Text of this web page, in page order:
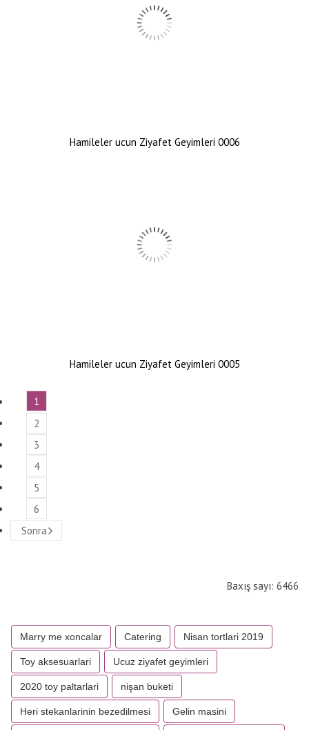
Hamileler ucun Ziyafet Geyimleri 0006
Hamileler ucun Ziyafet Geyimleri 0005
1
2
3
4
5
6
Sonra
Baxış sayı: 6466
Marry me xoncalar Catering Nisan tortlari 2019
Toy aksesuarlari Ucuz ziyafet geyimleri
2020 toy paltarlari nişan buketi
Heri stekanlarinin bezedilmesi Gelin masini